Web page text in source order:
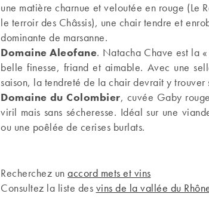
une matière charnue et veloutée en rouge (Le
le terroir des Châssis), une chair tendre et
dominante de marsanne.
Domaine Aleofane. Natacha Chave est la
belle finesse, friand et aimable. Avec une
saison, la tendreté de la chair devrait y trouver
Domaine du Colombier, cuvée Gaby
viril mais sans sécheresse. Idéal sur une
ou une poêlée de cerises burlats.
Recherchez un accord mets et vins
Consultez la liste des vins de la vallée du